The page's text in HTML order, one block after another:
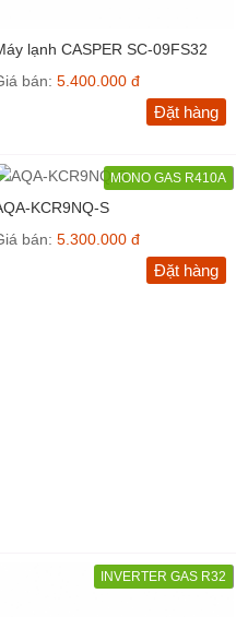
lạnh CASPER SC-09FS32
bán: 5.400.000 đ
Đặt hàng
MONO GAS R410A
KCR9NQ-S
bán: 5.300.000 đ
Đặt hàng
INVERTER GAS R32